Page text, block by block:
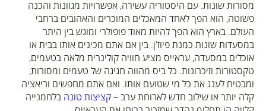
מסורות שונות. עם היסטוריה עשירה, אפשרויות מגוונות והכנה
פשוטה, הוא הפך לאחד המאכלים המוכרים והאהובים ברחבי
העולם. בארץ הוא הפך להיות מאוד פופולרי ומוגש בין היתר
במסעדות שונות כמנת פיוז'ן. בין אם אתם מכינים אותו בבית או
אוכלים במסעדה, עראייס מציע חוויה קולינרית מלאה בטעמים,
טקסטורות וזיכרונות. כל ביס מהווה חגיגה של טעמים ומסורות,
ומבטיח לענג את כל מי שטועם אותו. ואם אתם מחפשים וריאציה
קלה יותר או שילוב חדש לארוחת ערב –קציצות טונה בלחמנייה